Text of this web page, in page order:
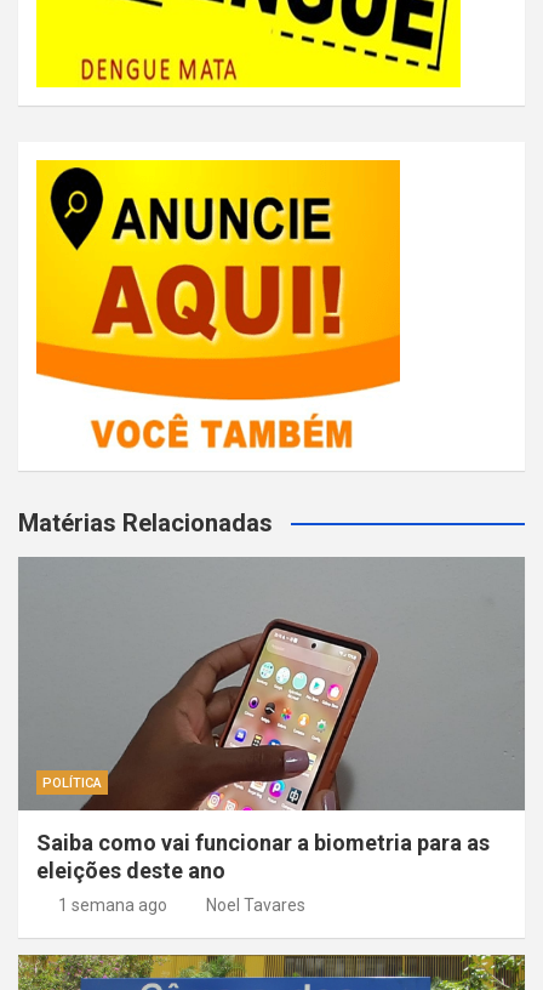
Matérias Relacionadas
POLÍTICA
Saiba como vai funcionar a biometria para as
eleições deste ano
1 semana ago Noel Tavares